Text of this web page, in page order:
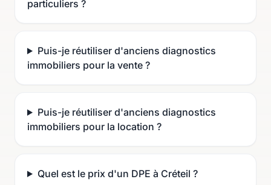
particuliers ?
Puis-je réutiliser d'anciens diagnostics
immobiliers pour la vente ?
Puis-je réutiliser d'anciens diagnostics
immobiliers pour la location ?
Quel est le prix d'un DPE à Créteil ?